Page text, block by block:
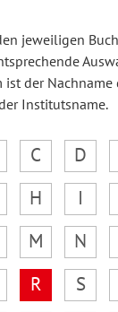
jeweiligen
ist der Nachname
Institutsname.
C D
H I
M N
R S